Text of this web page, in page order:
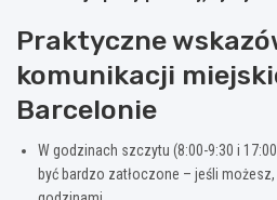
Praktyczne
komunikacji
Barcelonie
W godzinach szczytu (8:00-9:30 i
być bardzo zatłoczone – jeśli